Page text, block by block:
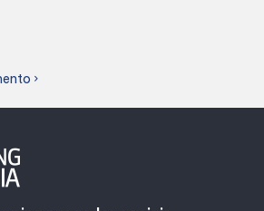
chevron_right